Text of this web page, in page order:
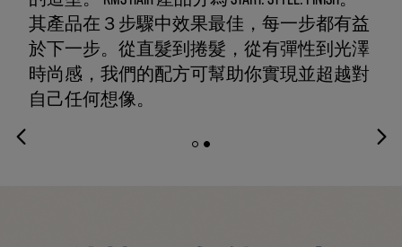
其產品在３步驟中效果最佳，每一步都有益
於下一步。從直髮到捲髮，從有彈性到光澤
時尚感，我們的配方可幫助你實現並超越對
自己任何想像。